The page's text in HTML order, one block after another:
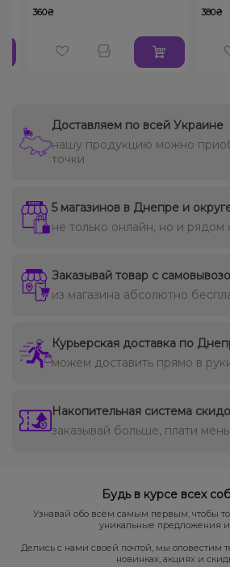
360₴ 380₴
Доставляем по всей Украине
нашу продукцию можно
точки
5 магазинов в Днепре и
не только онлайн, но и рядом
Заказывай товар с
из магазина абсолютно
Курьерская доставка по
можем доставить прямо в
Накопительная система
заказывай больше, плати
Будь в курсе всех
Узнавай обо всём самым первым, чтобы
уникальные предложения
Делись с нами своей почтой, мы оповестим
новинках, акциях и